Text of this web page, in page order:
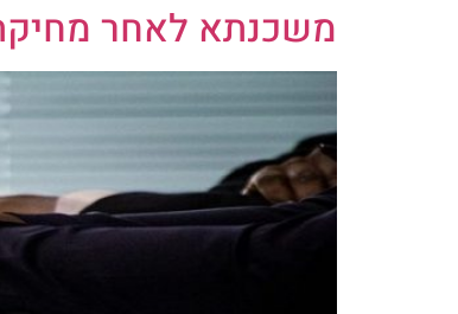
משכנתא לאחר